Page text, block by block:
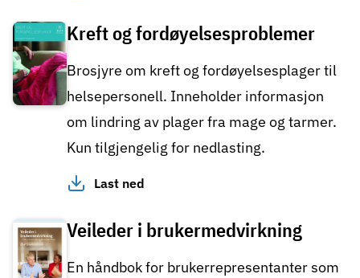
Kreft og fordøyelsesproblemer
Brosjyre om kreft og fordøyelsesplager til
helsepersonell. Inneholder informasjon
om lindring av plager fra mage og tarmer.
Kun tilgjengelig for nedlasting.
Last ned
Veileder i brukermedvirkning
En håndbok for brukerrepresentanter som